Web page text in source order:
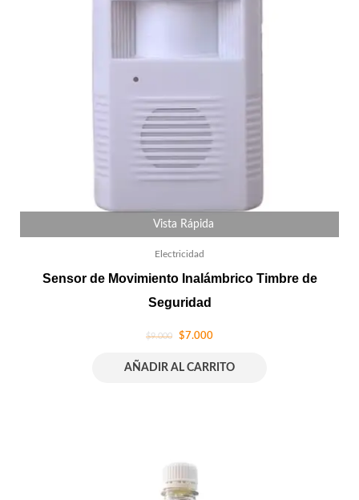
Vista Rápida
Electricidad
Sensor de Movimiento Inalámbrico Timbre de
Seguridad
$9.000 $7.000
AÑADIR AL CARRITO